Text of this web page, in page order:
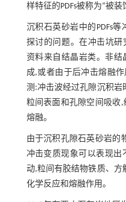
样特征的PDFs被称为“被装
沉积石英砂岩中的PDFs
探讨的问题。在冲击坑研
资料来自结晶岩类。非结
成,或者由于后冲击熔融
测:冲击波经过孔隙沉积岩
粒间表面和孔隙空间吸收
熔融。
由于沉积孔隙石英砂岩的
冲击变质现象可以表现出
动,粒间有胶结物铁质、方
化学反应和熔融作用。